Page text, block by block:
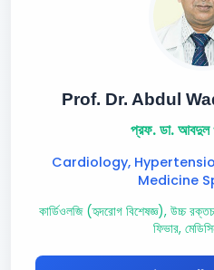
Prof. Dr. Abdul
প্রফ. ডা. আবদুল
Cardiology,
Medicine
কার্ডিওলজি (হৃদরোগ বিশেষজ্ঞ), উচ্চ
ফিভার,